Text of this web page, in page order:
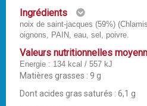
Ingrédients
noix de saint-jacques (59%)
oignons, PAIN, eau, sel, poivre.
Valeurs nutritionnelles
Energie : 134 kcal / 557 kJ
Matières grasses : 9 g
Dont acides gras saturés : 6,1 g